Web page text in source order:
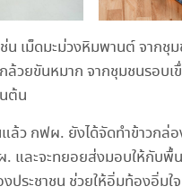
เม็ดมะม่วงหิมพานต์ จาก
วยขันหมาก จากชุมชนรอบ
ต้น
กฟผ. ยังได้จัดทำข้าวกล่อง
และจะทยอยส่งมอบให้กับพื้
ประชาชน ช่วยให้อิ่มท้องอิ่ม